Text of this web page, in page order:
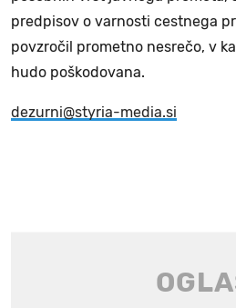
predpisov o varnosti cestnega
povzročil prometno nesrečo, v
hudo poškodovana.
dezurni@styria-media.si